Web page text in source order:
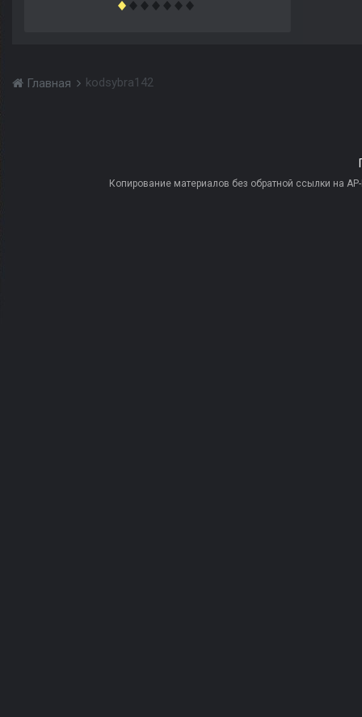
Главная kodsybra142
Копирование материалов без обратной ссылки на